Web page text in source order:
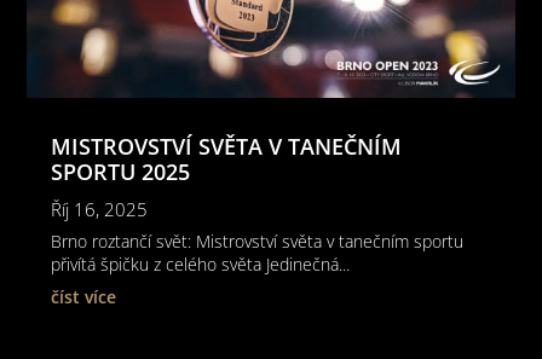
MISTROVSTVÍ SVĚTA V TANEČNÍM
SPORTU 2025
Říj 16, 2025
Brno roztančí svět: Mistrovství světa v tanečním sportu
přivítá špičku z celého světa Jedinečná...
číst více